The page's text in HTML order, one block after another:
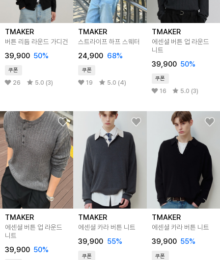
TMAKER
버튼 리듬 라운드 가디건
39,900 50%
쿠폰
26 5.0 (3)
TMAKER
스트라이프 하프 스웨터
24,900 68%
쿠폰
19 5.0 (4)
TMAKER
에센셜 버튼 업 라운드
니트
39,900 50%
쿠폰
16 5.0 (3)
TMAKER
에센셜 버튼 업 라운드
니트
39,900 50%
TMAKER
에센셜 카라 버튼 니트
39,900 55%
쿠폰
TMAKER
에센셜 카라 버튼 니트
39,900 55%
쿠폰